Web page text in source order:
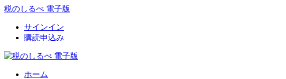
税のしるべ 電子版
サインイン
購読申込み
ホーム